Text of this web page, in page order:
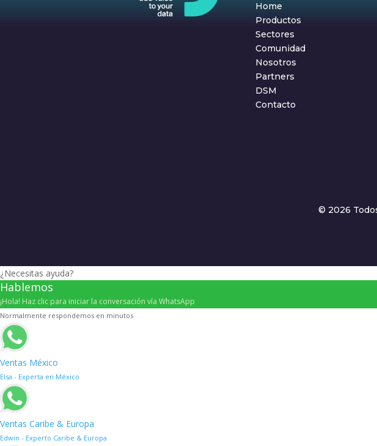
Home
Productos
Sectores
Comunidad
Nosotros
Partners
DSM
Contacto
© 2026
¿Necesitas ayuda?
Hablemos
¡Hola! Haz clic para iniciar la conversación vía WhatsApp
Normalmente respondemos en minutos
Ventas México
Elsa - Experta en México
Ventas Caribe & Europa
Edwin - Experto Caribe & Europa